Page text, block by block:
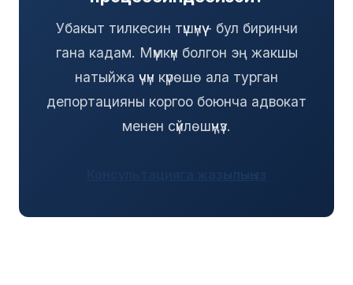
Убакыт тилкесин түшүнүү - бул биринчи
гана кадам. Мүмкүн болгон эң жакшы
натыйжа үчүн күрөшө ала турган
депортацияны коргоо боюнча адвокат
менен сүйлөшүңүз.